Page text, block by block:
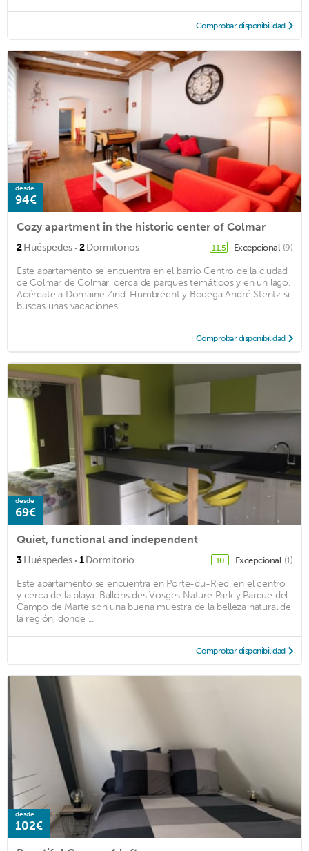
Comprobar disponibilidad
desde
94€
Cozy apartment in the historic center of Colmar
2Huéspedes · 2Dormitorios 11,5 Excepcional (9)
Este apartamento se encuentra en el barrio Centro de la ciudad
de Colmar de Colmar, cerca de parques temáticos y en un lago.
Acércate a Domaine Zind-Humbrecht y Bodega André Stentz si
buscas unas vacaciones ...
Comprobar disponibilidad
desde
69€
Quiet, functional and independent
3Huéspedes · 1Dormitorio 10 Excepcional (1)
Este apartamento se encuentra en Porte-du-Ried, en el centro
y cerca de la playa. Ballons des Vosges Nature Park y Parque del
Campo de Marte son una buena muestra de la belleza natural de
la región, donde ...
Comprobar disponibilidad
desde
102€